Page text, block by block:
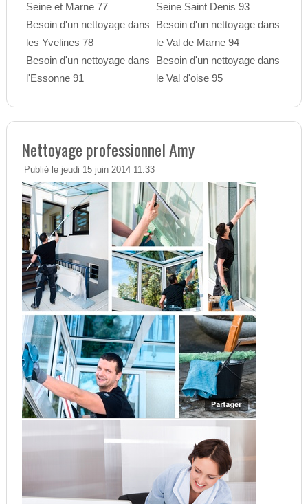
Seine et Marne 77
Besoin d'un nettoyage dans
les Yvelines 78
Besoin d'un nettoyage dans
l'Essonne 91
Seine Saint Denis 93
Besoin d'un nettoyage dans
le Val de Marne 94
Besoin d'un nettoyage dans
le Val d'oise 95
Nettoyage professionnel Amy
Publié le jeudi 15 juin 2014 11:33